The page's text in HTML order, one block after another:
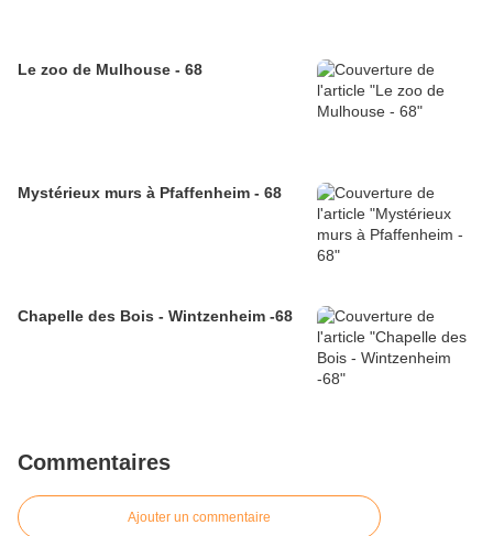
Le zoo de Mulhouse - 68
Mystérieux murs à Pfaffenheim - 68
Chapelle des Bois - Wintzenheim -68
Commentaires
Ajouter un commentaire